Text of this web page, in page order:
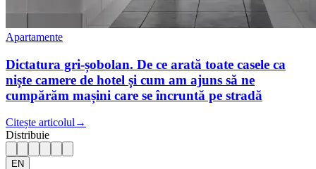
Apartamente
Dictatura gri-șobolan. De ce arată toate casele ca
niște camere de hotel și cum am ajuns să ne
cumpărăm mașini care se încruntă pe stradă
Citește articolul →
Distribuie
EN